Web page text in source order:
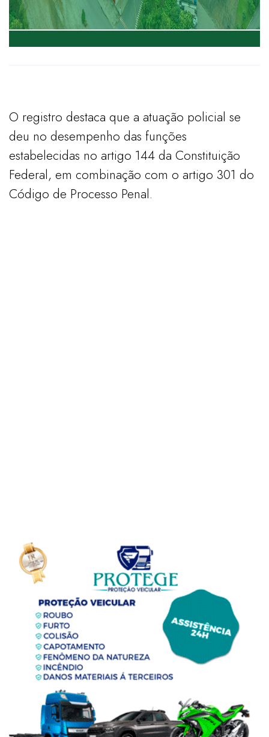
O registro destaca que a atuação policial se
deu no desempenho das funções
estabelecidas no artigo 144 da Constituição
Federal, em combinação com o artigo 301 do
Código de Processo Penal.